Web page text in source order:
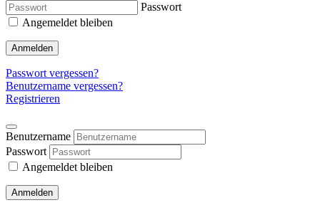
Passwort
Angemeldet bleiben
Anmelden
Passwort vergessen?
Benutzername vergessen?
Registrieren
Benutzername
Passwort
Angemeldet bleiben
Anmelden